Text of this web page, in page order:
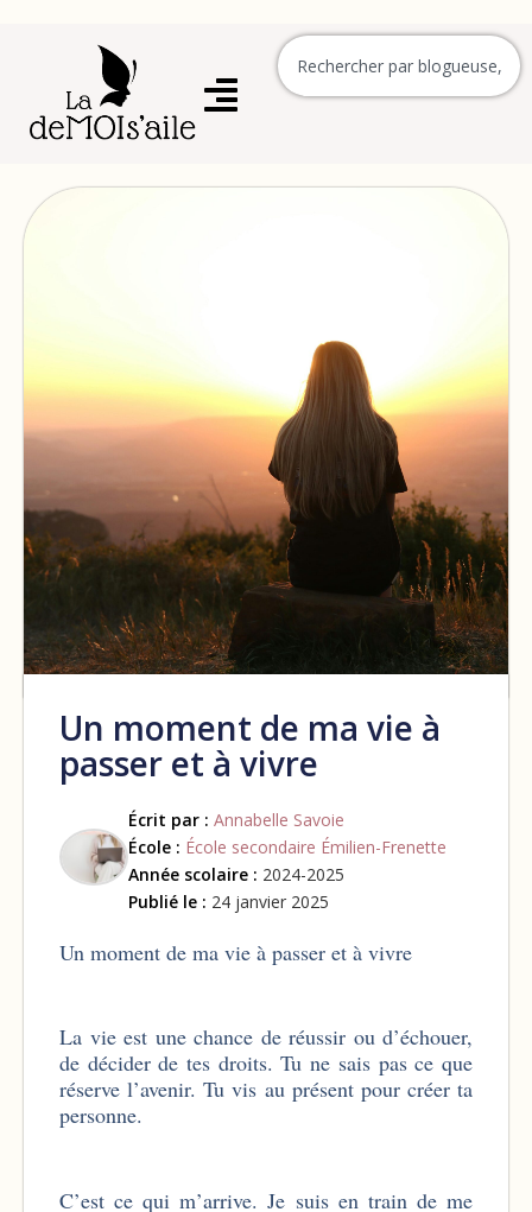
Un moment de ma vie à
passer et à vivre
Écrit par : Annabelle Savoie
École : École secondaire Émilien-Frenette
Année scolaire : 2024-2025
Publié le : 24 janvier 2025
Un moment de ma vie à passer et à vivre
La vie est une chance de réussir ou d’échouer,
de décider de tes droits. Tu ne sais pas ce que
réserve l’avenir. Tu vis au présent pour créer ta
personne.
C’est ce qui m’arrive. Je suis en train de me